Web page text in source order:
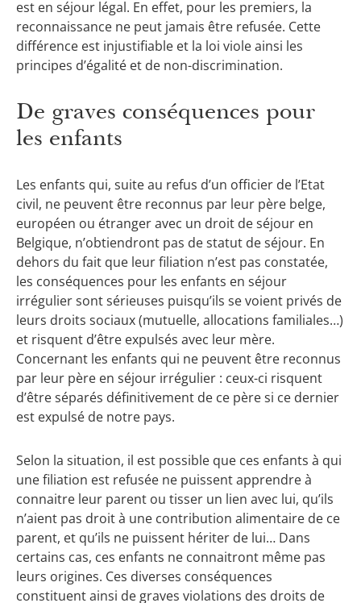
est en séjour légal. En effet, pour les premiers, la
reconnaissance ne peut jamais être refusée. Cette
différence est injustifiable et la loi viole ainsi les
principes d’égalité et de non-discrimination.
De graves conséquences pour
les enfants
Les enfants qui, suite au refus d’un officier de l’Etat
civil, ne peuvent être reconnus par leur père belge,
européen ou étranger avec un droit de séjour en
Belgique, n’obtiendront pas de statut de séjour. En
dehors du fait que leur filiation n’est pas constatée,
les conséquences pour les enfants en séjour
irrégulier sont sérieuses puisqu’ils se voient privés de
leurs droits sociaux (mutuelle, allocations familiales…)
et risquent d’être expulsés avec leur mère.
Concernant les enfants qui ne peuvent être reconnus
par leur père en séjour irrégulier : ceux-ci risquent
d’être séparés définitivement de ce père si ce dernier
est expulsé de notre pays.
Selon la situation, il est possible que ces enfants à qui
une filiation est refusée ne puissent apprendre à
connaitre leur parent ou tisser un lien avec lui, qu’ils
n’aient pas droit à une contribution alimentaire de ce
parent, et qu’ils ne puissent hériter de lui… Dans
certains cas, ces enfants ne connaitront même pas
leurs origines. Ces diverses conséquences
constituent ainsi de graves violations des droits de